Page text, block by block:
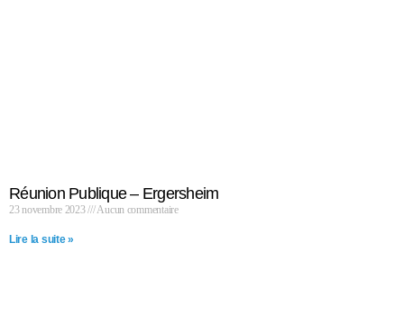
Réunion Publique – Ergersheim
23 novembre 2023 Aucun commentaire
Lire la suite »